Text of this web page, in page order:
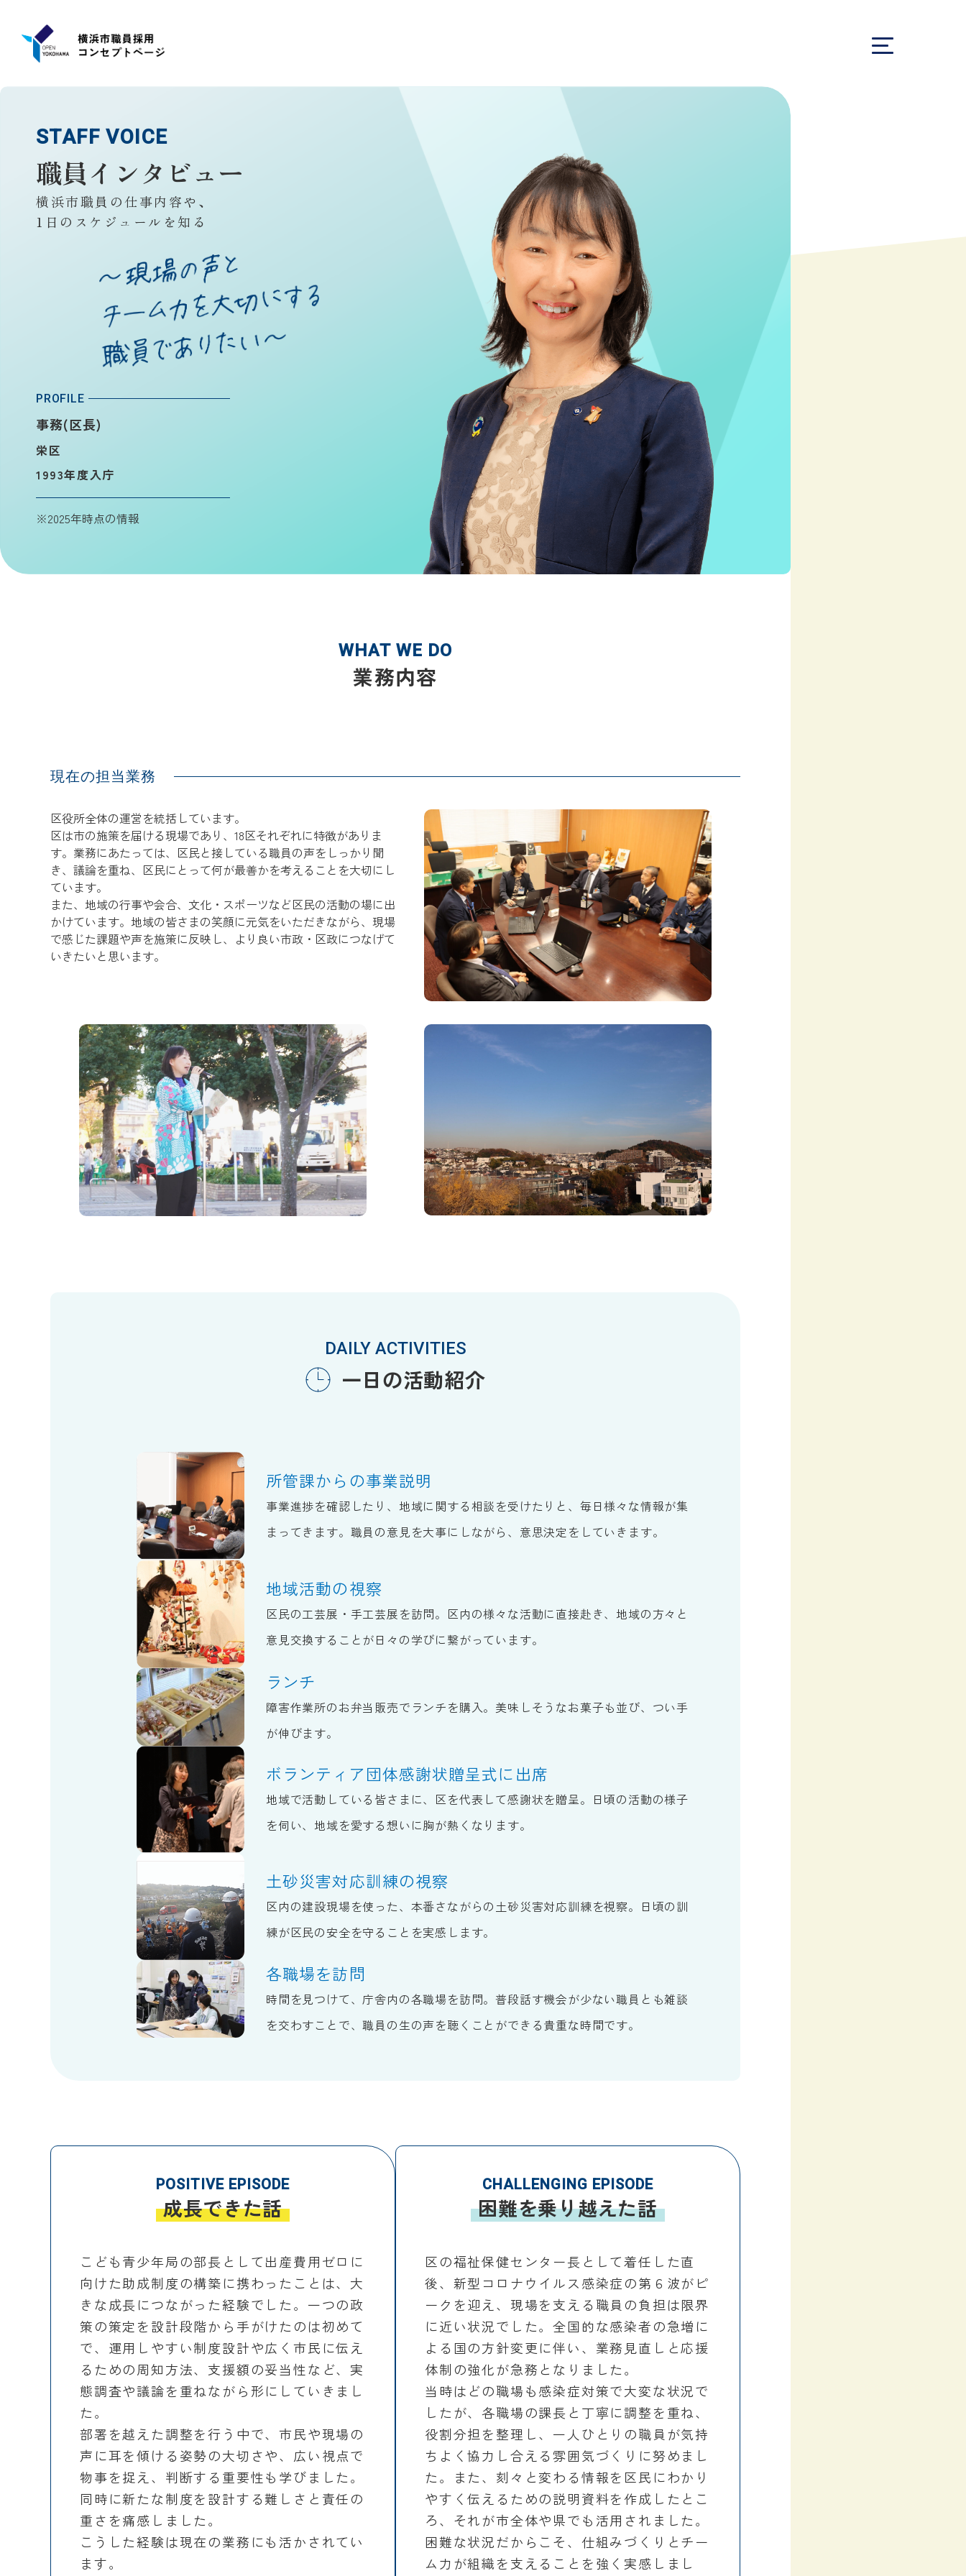
STAFF VOICE
職員インタビュー
横浜市職員の仕事内容や、
1日のスケジュールを知る
PROFILE
事務(区長)
栄区
1993年度入庁
※2025年時点の情報
WHAT WE DO
業務内容
現在の担当業務
区役所全体の運営を統括しています。
区は市の施策を届ける現場であり、18区それぞれに特徴がありま
す。業務にあたっては、区民と接している職員の声をしっかり聞
き、議論を重ね、区民にとって何が最善かを考えることを大切にし
ています。
また、地域の行事や会合、文化・スポーツなど区民の活動の場に出
かけています。地域の皆さまの笑顔に元気をいただきながら、現場
で感じた課題や声を施策に反映し、より良い市政・区政につなげて
いきたいと思います。
DAILY ACTIVITIES
一日の活動紹介
所管課からの事業説明
事業進捗を確認したり、地域に関する相談を受けたりと、毎日様々な情報が集
まってきます。職員の意見を大事にしながら、意思決定をしていきます。
地域活動の視察
区民の工芸展・手工芸展を訪問。区内の様々な活動に直接赴き、地域の方々と
意見交換することが日々の学びに繋がっています。
ランチ
障害作業所のお弁当販売でランチを購入。美味しそうなお菓子も並び、つい手
が伸びます。
ボランティア団体感謝状贈呈式に出席
地域で活動している皆さまに、区を代表して感謝状を贈呈。日頃の活動の様子
を伺い、地域を愛する想いに胸が熱くなります。
土砂災害対応訓練の視察
区内の建設現場を使った、本番さながらの土砂災害対応訓練を視察。日頃の訓
練が区民の安全を守ることを実感します。
各職場を訪問
時間を見つけて、庁舎内の各職場を訪問。普段話す機会が少ない職員とも雑談
を交わすことで、職員の生の声を聴くことができる貴重な時間です。
POSITIVE EPISODE
成長できた話
こども青少年局の部長として出産費用ゼロに
向けた助成制度の構築に携わったことは、大
きな成長につながった経験でした。一つの政
策の策定を設計段階から手がけたのは初めて
で、運用しやすい制度設計や広く市民に伝え
るための周知方法、支援額の妥当性など、実
態調査や議論を重ねながら形にしていきまし
た。
部署を越えた調整を行う中で、市民や現場の
声に耳を傾ける姿勢の大切さや、広い視点で
物事を捉え、判断する重要性も学びました。
同時に新たな制度を設計する難しさと責任の
重さを痛感しました。
こうした経験は現在の業務にも活かされてい
ます。
CHALLENGING EPISODE
困難を乗り越えた話
区の福祉保健センター長として着任した直
後、新型コロナウイルス感染症の第６波がピ
ークを迎え、現場を支える職員の負担は限界
に近い状況でした。全国的な感染者の急増に
よる国の方針変更に伴い、業務見直しと応援
体制の強化が急務となりました。
当時はどの職場も感染症対策で大変な状況で
したが、各職場の課長と丁寧に調整を重ね、
役割分担を整理し、一人ひとりの職員が気持
ちよく協力し合える雰囲気づくりに努めまし
た。また、刻々と変わる情報を区民にわかり
やすく伝えるための説明資料を作成したとこ
ろ、それが市全体や県でも活用されました。
困難な状況だからこそ、仕組みづくりとチー
ム力が組織を支えることを強く実感しまし